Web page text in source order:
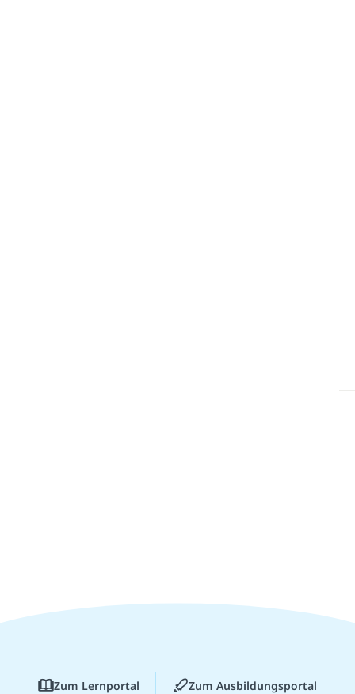
Zum Lernportal Zum Ausbildungsportal